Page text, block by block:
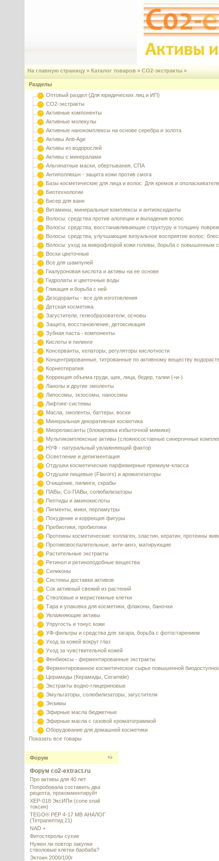
На главную страницу » Каталог товаров » CO2-экстракты »
Разделы
Оптовый раздел (Для юридических лиц и ИП)
CO2-экстракты
Активные компоненты
Активные молекулы
Активные нанокомплексы на основе серебра и золота
Активы Anti-Age
Активы из водорослей
Активы с минералами
Альгинатные маски, обертывания, СПА
Антиполлюшн - защита кожи против смога
Базы косметические для лица и волос. Для кремов и
Биотехнологии
Бисер для ванн
Витамины, минеральные комплексы и антиоксиданты
Волосы: средства против алопеции и выпадения волос
Волосы: средства, восстанавливающие структуру и толщину
Волосы: средства, улучшающие визуальное восприятие волос:
Волосы: уход за микрофлорой кожи головы, борьба с повышенным
Воски цветочные
Все для шампуней
Гиалуроновая кислота и активы на ее основе
Гидролаты и цветочные воды
Гликация и борьба с ней
Дезодоранты - все для изготовления
Детская косметика
Загустители, гелеобразователи, основы
Защита, восстановление, детоксикация
Зубная паста - компоненты
Кислоты и пилинги
Консерванты, хелаторы, регуляторы кислотности
Концентрированные, титрованные по активному веществу
Корнеотерапия
Коррекция объема груди, щек, лица, бедер, талии (+и-)
Ланолы и другие эмоленты
Липосомы, экзосомы, наносомы
Лифтинг-системы
Масла, эмоленты, баттеры, воски
Минеральная декоративная косметика
Миорелаксанты (блокировка избыточной мимики)
Мультикомплексные активы (сложносоставные синергичные
НУФ - натуральный увлажняющий фактор
Осветление и депигментация
Отдушки косметические парфюмерные премиум-класса
Отдушки пищевые (Flavors) и ароматизаторы
Очищение, пилинги, скрабы
ПАВы, Со-ПАВы, солюбилизаторы
Пептиды и аминокислоты
Пигменты, мики, перламутры
Похудение и коррекция фигуры
Пребиотики, пробиотики
Протеины косметические: коллаген, эластин, кератин, протеины
Противовоспалительные, анти-акнэ, матирующие
Растительные экстракты
Ретинол и ретиноподобные вещества
Силиконы
Системы доставки активов
Сок активный свежий из растений
Стволовые и меристемные клетки
Тара и упаковка для косметики, флаконы, баночки
Увлажняющие активы
Упругость и тонус кожи
УФ-фильтры и средства для загара, борьба с фотостарением
Уход за кожей вокруг глаз
Уход за чувствительной кожей
Фенбиоксы - ферментированные экстракты
Ферментированное косметическое сырье повышенной
Церамиды (Керамиды, Ceramide)
Экстракты водно-глицериновые
Эмульгаторы, солюбилизаторы, загустители
Энзимы
Эфирные масла бюджетные
Эфирные масла с газовой хроматограммой
Оборудование для домашней косметики
Показать все товары
Форум
Форум co2-extract.ru
Про активы для 40 лет
Попробовала составить два
рецепта, прокомментируйт
XEP-018 ЭксИПи (cone snail
токсин)
TEGO® PEP 4-17 MB АНАЛОГ
(Тетрапептид 21)
NAD +
Фитостеролы сухие
Нужен ли повтор закупки
стволовые клетки баобаба?
Эктоин 2000/100г